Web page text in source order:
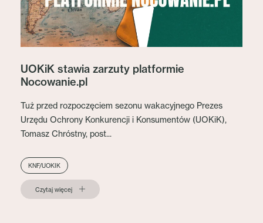
UOKiK stawia zarzuty platformie
Nocowanie.pl
Tuż przed rozpoczęciem sezonu wakacyjnego Prezes
Urzędu Ochrony Konkurencji i Konsumentów (UOKiK),
Tomasz Chróstny, post...
KNF/UOKIK
Czytaj więcej